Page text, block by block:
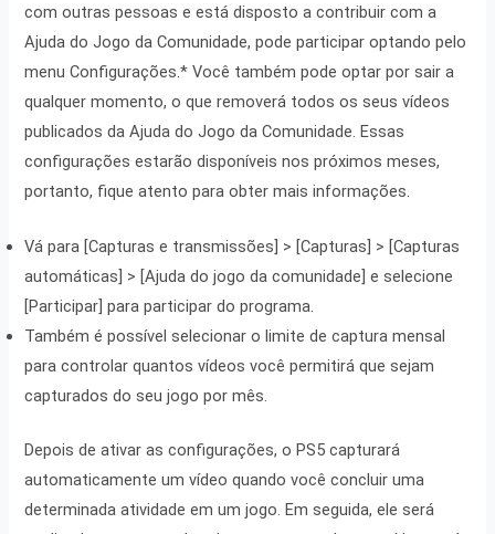
com outras pessoas e está disposto a contribuir com a
Ajuda do Jogo da Comunidade, pode participar optando pelo
menu Configurações.* Você também pode optar por sair a
qualquer momento, o que removerá todos os seus vídeos
publicados da Ajuda do Jogo da Comunidade. Essas
configurações estarão disponíveis nos próximos meses,
portanto, fique atento para obter mais informações.
Vá para [Capturas e transmissões] > [Capturas] > [Capturas
automáticas] > [Ajuda do jogo da comunidade] e selecione
[Participar] para participar do programa.
Também é possível selecionar o limite de captura mensal
para controlar quantos vídeos você permitirá que sejam
capturados do seu jogo por mês.
Depois de ativar as configurações, o PS5 capturará
automaticamente um vídeo quando você concluir uma
determinada atividade em um jogo. Em seguida, ele será